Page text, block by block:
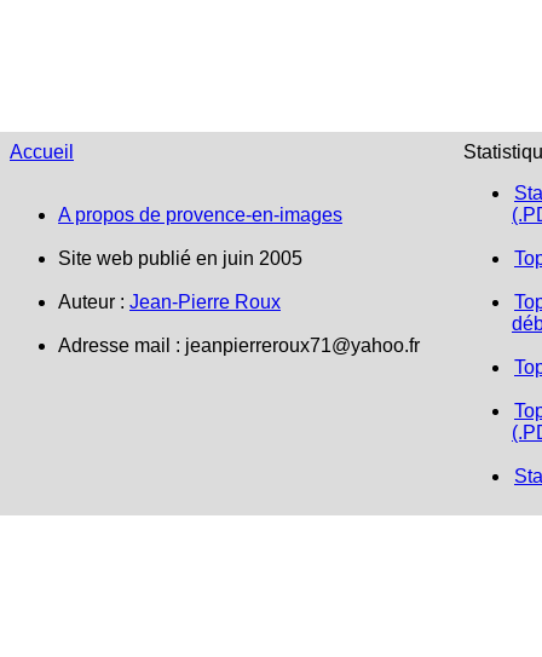
Accueil
A propos de provence-en-images
Site web publié en juin 2005
Auteur : Jean-Pierre Roux
Adresse mail : jeanpierreroux71@yahoo.fr